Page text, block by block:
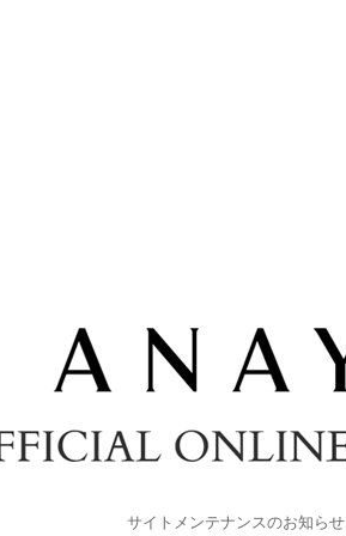
サイトメンテナンスのお知らせ